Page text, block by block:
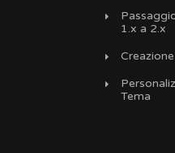
1.x a 2.x
Tema